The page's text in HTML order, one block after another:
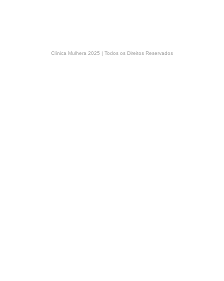
Clínica Mulhera 2025 | Todos os Direitos Reservados